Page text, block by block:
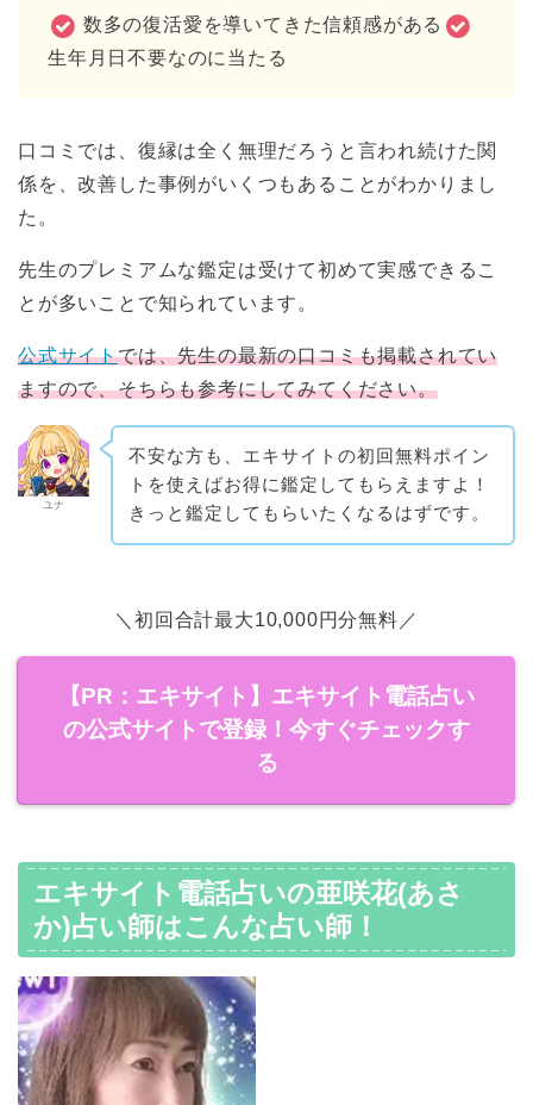
数多の復活愛を導いてきた信頼感がある
生年月日不要なのに当たる
口コミでは、復縁は全く無理だろうと言われ続けた関
係を、改善した事例がいくつもあることがわかりまし
た。
先生のプレミアムな鑑定は受けて初めて実感できるこ
とが多いことで知られています。
公式サイトでは、先生の最新の口コミも掲載されてい
ますので、そちらも参考にしてみてください。
ユナ
不安な方も、エキサイトの初回無料ポイン
トを使えばお得に鑑定してもらえますよ！
きっと鑑定してもらいたくなるはずです。
＼初回合計最大10,000円分無料／
【PR：エキサイト】エキサイト電話占い
の公式サイトで登録！今すぐチェックす
る
エキサイト電話占いの亜咲花(あさ
か)占い師はこんな占い師！